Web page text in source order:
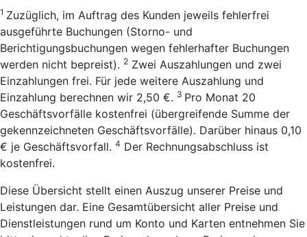
1 Zuzüglich, im Auftrag des Kunden jeweils fehlerfrei
ausgeführte Buchungen (Storno- und
Berichtigungsbuchungen wegen fehlerhafter Buchungen
werden nicht bepreist). 2 Zwei Auszahlungen und zwei
Einzahlungen frei. Für jede weitere Auszahlung und
Einzahlung berechnen wir 2,50 €. 3 Pro Monat 20
Geschäftsvorfälle kostenfrei (übergreifende Summe der
gekennzeichneten Geschäftsvorfälle). Darüber hinaus 0,10
€ je Geschäftsvorfall. 4 Der Rechnungsabschluss ist
kostenfrei.
Diese Übersicht stellt einen Auszug unserer Preise und
Leistungen dar. Eine Gesamtübersicht aller Preise und
Dienstleistungen rund um Konto und Karten entnehmen Sie